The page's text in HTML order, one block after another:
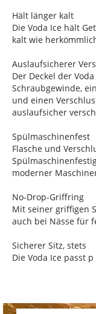
Hält länger kalt
Die Voda Ice hält
kalt wie
Auslaufsicherer
Der Deckel der
Schraubgewinde,
und einen
auslaufsicher
Spülmaschinenfest
Flasche und
moderner
No-Drop-Griffring
Mit seiner griffigen
auch bei Nässe für
Sicherer Sitz, stets
Die Voda Ice passt p